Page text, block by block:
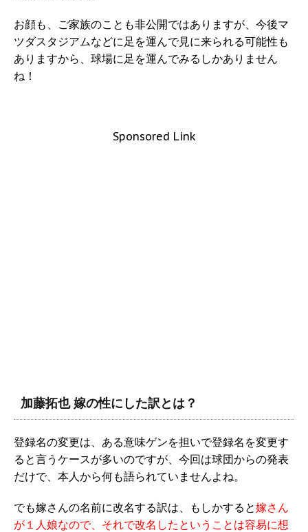
お顔も、ご家族のことも非公開ではありますが、今後マ
ツダスタジアムなどに足を運んで見に来られる可能性も
ありますから、球場に足を運んでみるしかありません
ね！
Sponsored Link
加藤拓也 嫁の性にした訳とは？
登録名の変更は、ある意味ゲンを担いで登録名を変更す
ると言うケースが多いのですが、今回は球団からの発表
だけで、本人から何も語られていませんよね。
でも嫁さんの名前に改名する訳は、もしかすると嫁さん
が１人娘なので、それで改名したということは容易に想